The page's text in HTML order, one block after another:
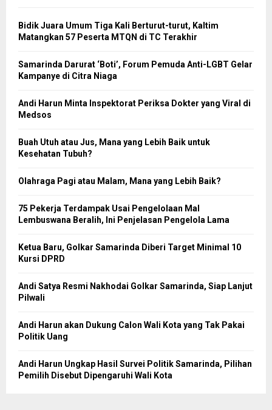
Bidik Juara Umum Tiga Kali Berturut-turut, Kaltim
Matangkan 57 Peserta MTQN di TC Terakhir
Samarinda Darurat ‘Boti’, Forum Pemuda Anti-LGBT Gelar
Kampanye di Citra Niaga
Andi Harun Minta Inspektorat Periksa Dokter yang Viral di
Medsos
Buah Utuh atau Jus, Mana yang Lebih Baik untuk
Kesehatan Tubuh?
Olahraga Pagi atau Malam, Mana yang Lebih Baik?
75 Pekerja Terdampak Usai Pengelolaan Mal
Lembuswana Beralih, Ini Penjelasan Pengelola Lama
Ketua Baru, Golkar Samarinda Diberi Target Minimal 10
Kursi DPRD
Andi Satya Resmi Nakhodai Golkar Samarinda, Siap Lanjut
Pilwali
Andi Harun akan Dukung Calon Wali Kota yang Tak Pakai
Politik Uang
Andi Harun Ungkap Hasil Survei Politik Samarinda, Pilihan
Pemilih Disebut Dipengaruhi Wali Kota